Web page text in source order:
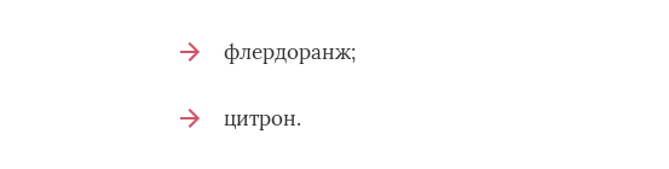
флердоранж;
цитрон.